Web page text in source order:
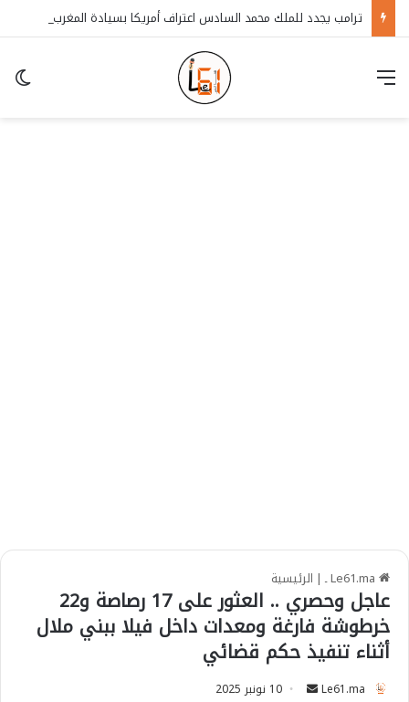
| الرئيسية
عاجل وحصري .. العثور على 17 رصاصة و22
خرطوشة فارغة ومعدات داخل فيلا ببني ملال
أثناء تنفيذ حكم قضائي
Le61.ma 10 نونبر 2025